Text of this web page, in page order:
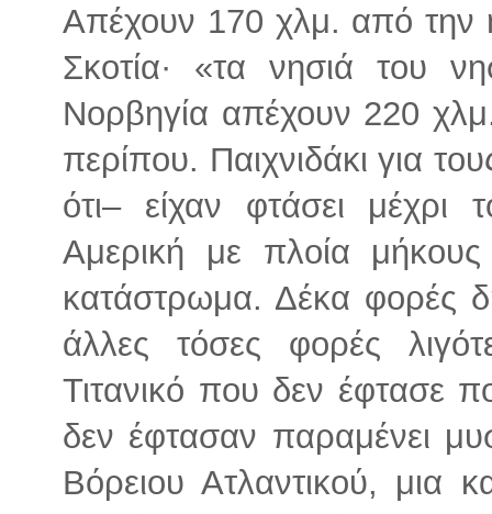
Απέχουν 170 χλμ. από την
Σκοτία· «τα νησιά του
Νορβηγία απέχουν 220
περίπου. Παιχνιδάκι για
ότι– είχαν φτάσει
Αμερική με πλοία
κατάστρωμα. Δέκα φορές
άλλες τόσες φορές
Τιτανικό που δεν έφτασε
δεν έφτασαν παραμένει
Βόρειου Ατλαντικού, μια